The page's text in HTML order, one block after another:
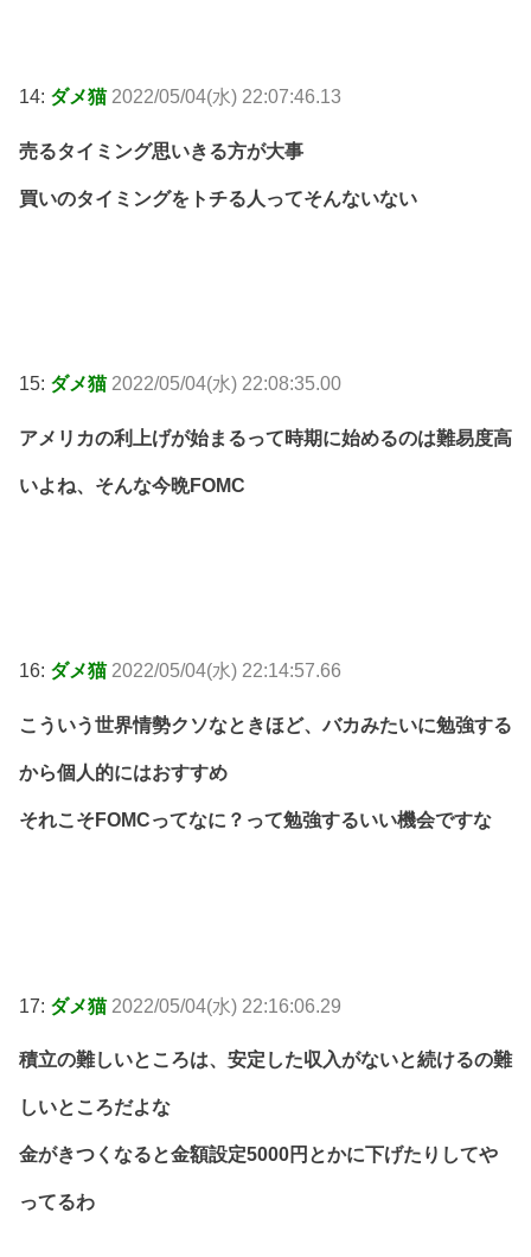
14: ダメ猫 2022/05/04(水) 22:07:46.13
売るタイミング思いきる方が大事
買いのタイミングをトチる人ってそんないない
15: ダメ猫 2022/05/04(水) 22:08:35.00
アメリカの利上げが始まるって時期に始めるのは難易度高
いよね、そんな今晩FOMC
16: ダメ猫 2022/05/04(水) 22:14:57.66
こういう世界情勢クソなときほど、バカみたいに勉強する
から個人的にはおすすめ
それこそFOMCってなに？って勉強するいい機会ですな
17: ダメ猫 2022/05/04(水) 22:16:06.29
積立の難しいところは、安定した収入がないと続けるの難
しいところだよな
金がきつくなると金額設定5000円とかに下げたりしてや
ってるわ